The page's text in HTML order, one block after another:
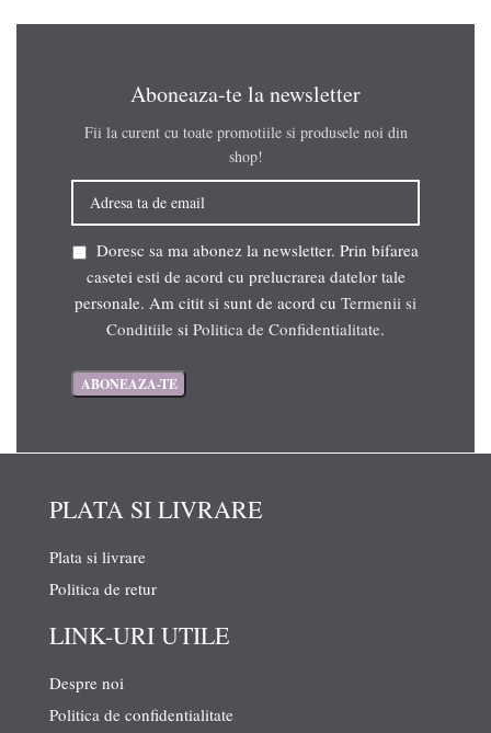
Aboneaza-te la newsletter
Fii la curent cu toate promotiile si produsele noi din
shop!
Doresc sa ma abonez la newsletter. Prin bifarea
casetei esti de acord cu prelucrarea datelor tale
personale. Am citit si sunt de acord cu Termenii si
Conditiile si Politica de Confidentialitate.
PLATA SI LIVRARE
Plata si livrare
Politica de retur
LINK-URI UTILE
Despre noi
Politica de confidentialitate